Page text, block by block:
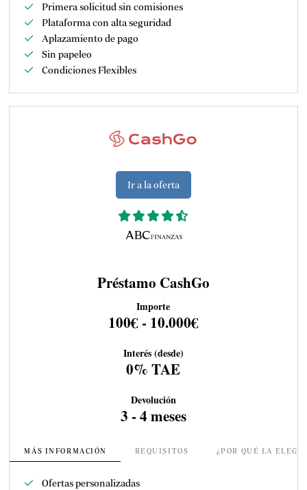
Primera solicitud sin comisiones
Plataforma con alta seguridad
Aplazamiento de pago
Sin papeleo
Condiciones Flexibles
Ir a la oferta
Préstamo CashGo
Importe
100€ - 10.000€
Interés (desde)
0% TAE
Devolución
3 - 4 meses
MÁS INFORMACIÓN REQUISITOS ¿POR QUÉ LA
Ofertas personalizadas